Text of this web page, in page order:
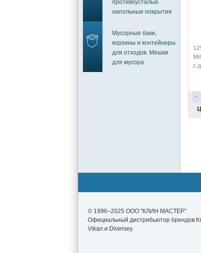
противоусталые
напольные покрытия
Мусорные баки,
корзины и контейнеры
для отходов. Мешки
для мусора
с
-
© 1996–2025 ООО "КЛИН МАСТЕР"
Официальный дистрибьютор брендов
Vikan и Diversey.